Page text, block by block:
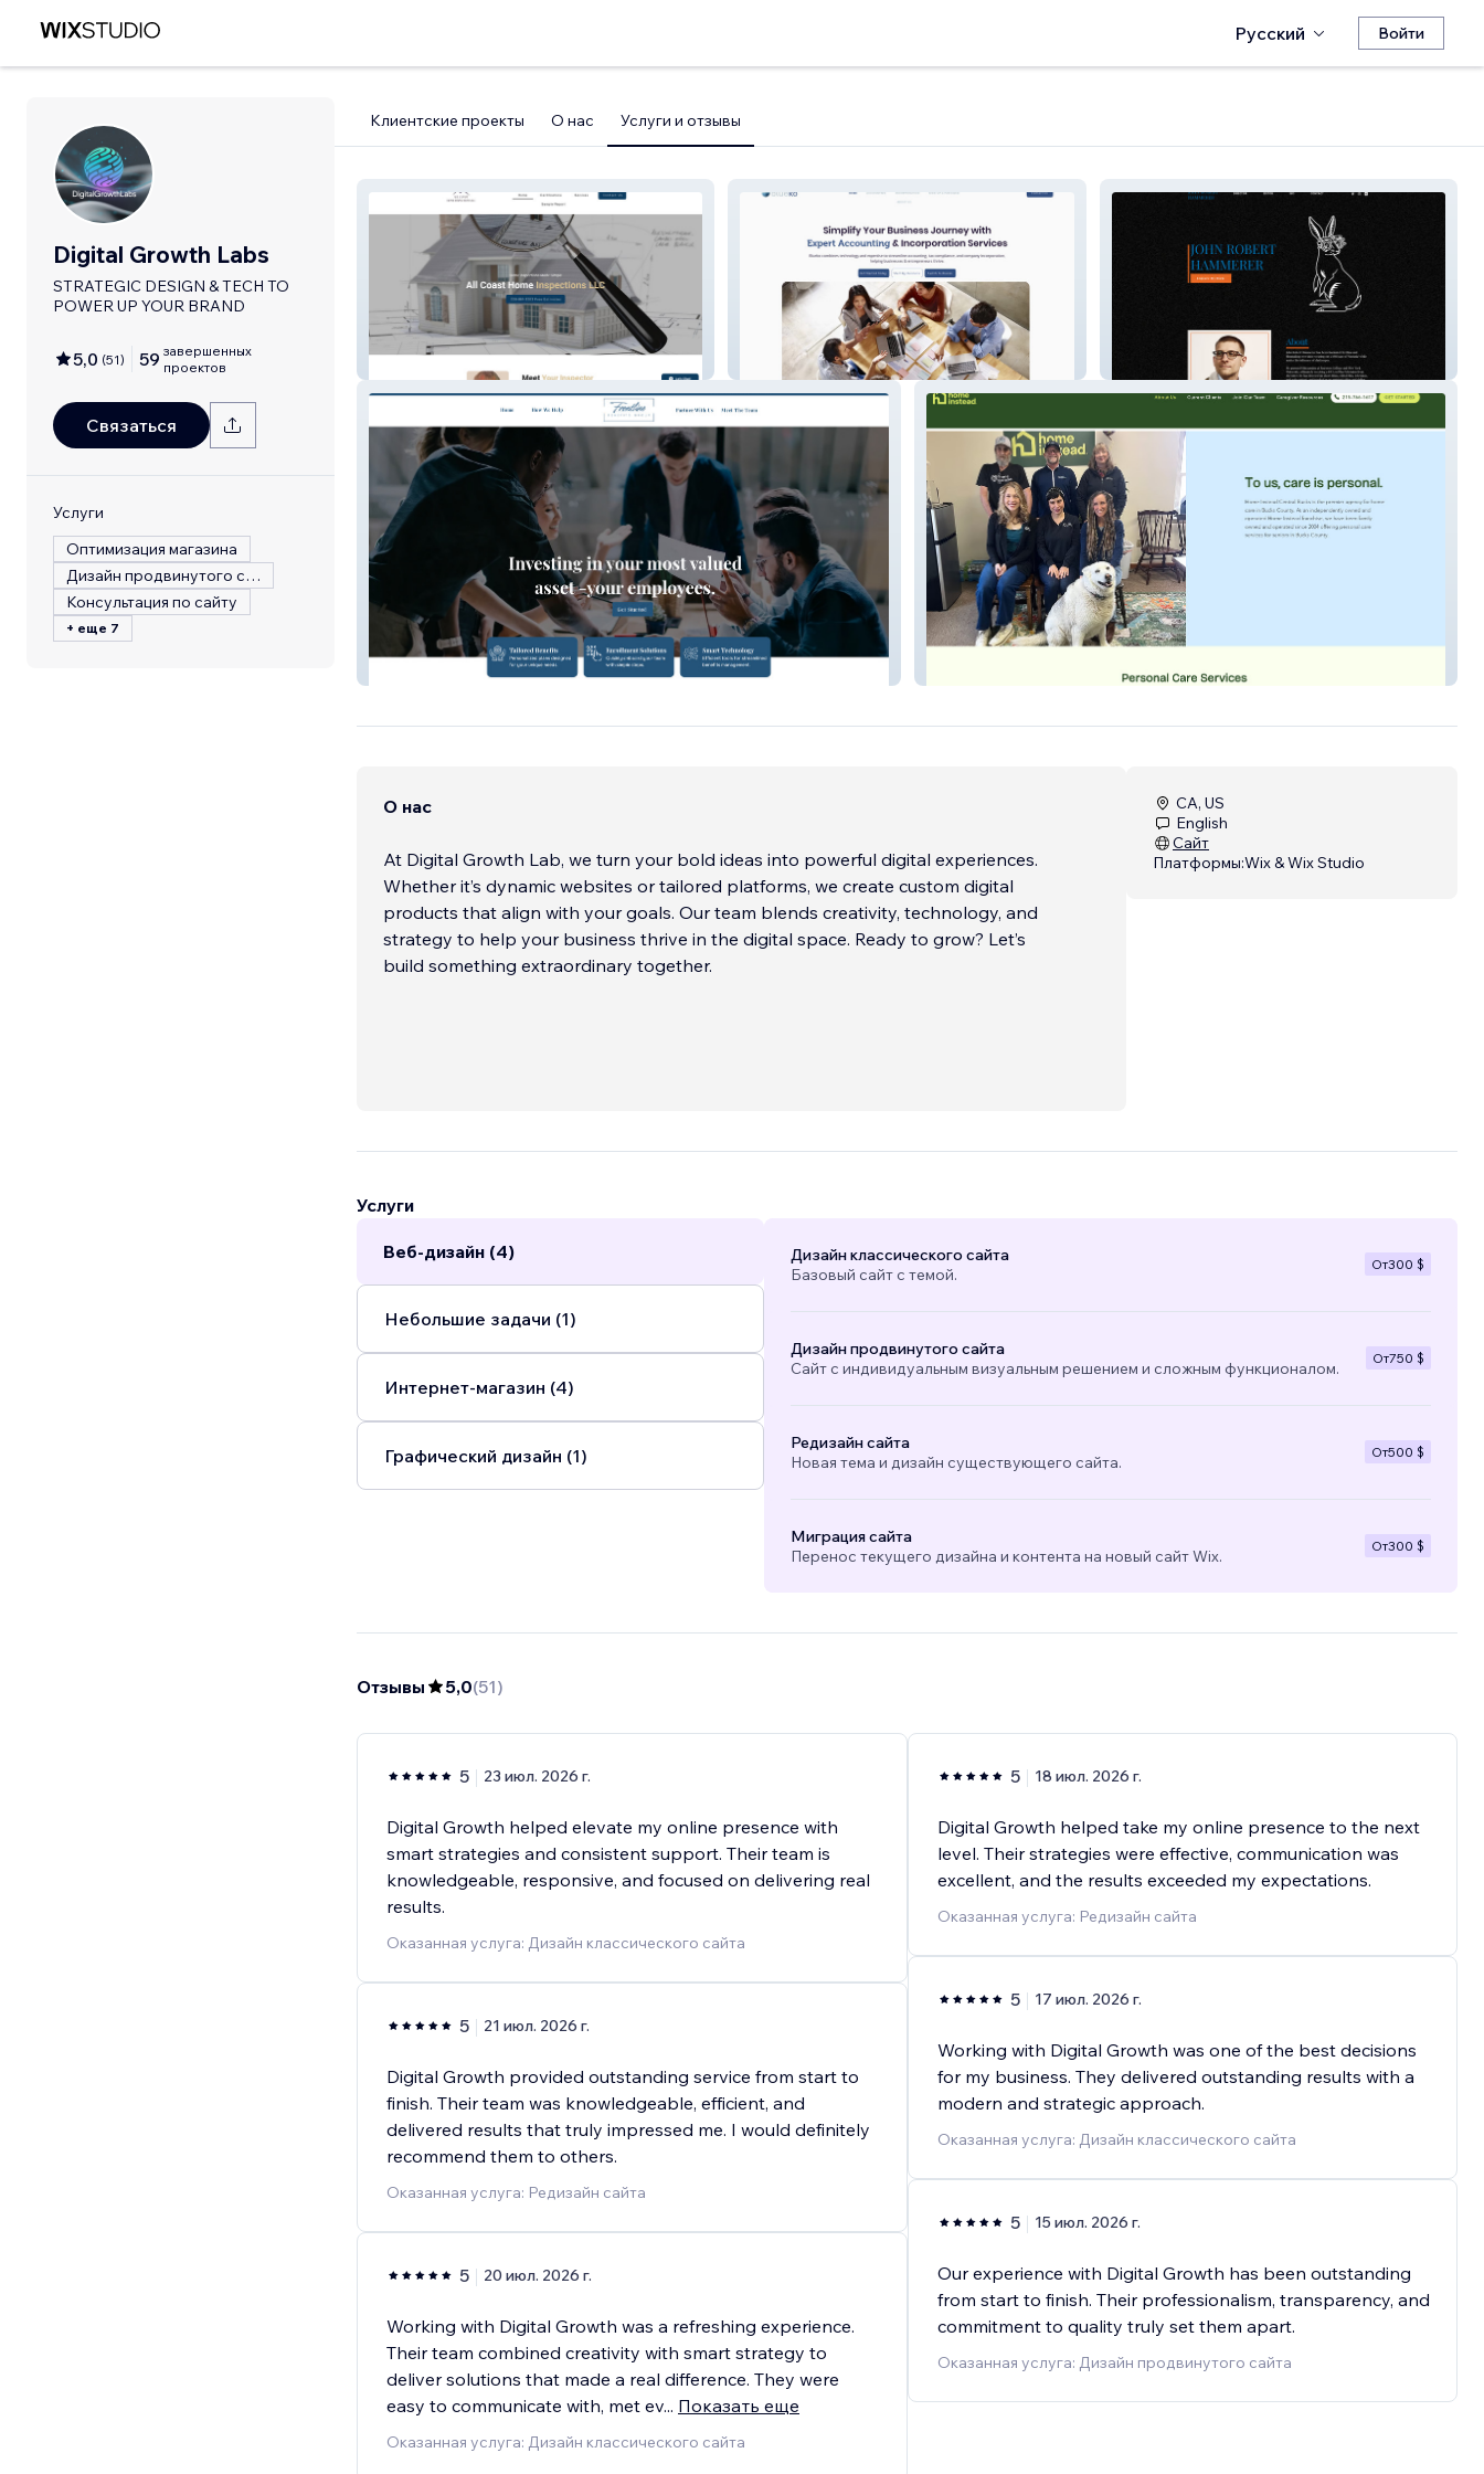
Русский Войти
Digital Growth Labs
STRATEGIC DESIGN & TECH TO
POWER UP YOUR BRAND
5,0 (51) 59 завершенных
проектов
Связаться
Услуги
Оптимизация магазина
Дизайн продвинутого сайта
Консультация по сайту
+ еще 7
Клиентские проекты О нас Услуги и отзывы
Blueko John Robert Hammerer
Frontline Benefits G
О нас
At Digital Growth Lab, we turn your bold ideas into powerful digital experiences.
Whether it’s dynamic websites or tailored platforms, we create custom digital
products that align with your goals. Our team blends creativity, technology, and
strategy to help your business thrive in the digital space. Ready to grow? Let’s
build something extraordinary together.
CA, US
English
Сайт
Платформы:Wix & Wix Studio
Услуги
Веб-дизайн (4)
Небольшие задачи (1)
Интернет-магазин (4)
Графический дизайн (1)
Дизайн классического сайта
Базовый сайт с темой.
От300 $
Дизайн продвинутого сайта
Сайт с индивидуальным визуальным решением и сложным функционалом.
От750 $
Редизайн сайта
Новая тема и дизайн существующего сайта.
От500 $
Миграция сайта
Перенос текущего дизайна и контента на новый сайт Wix.
От300 $
Отзывы 5,0(51)
5 23 июл. 2026 г.
Digital Growth helped elevate my online presence with
smart strategies and consistent support. Their team is
knowledgeable, responsive, and focused on delivering real
results.
Оказанная услуга: Дизайн классического сайта
5 21 июл. 2026 г.
Digital Growth provided outstanding service from start to
finish. Their team was knowledgeable, efficient, and
delivered results that truly impressed me. I would definitely
recommend them to others.
Оказанная услуга: Редизайн сайта
5 20 июл. 2026 г.
Working with Digital Growth was a refreshing experience.
Their team combined creativity with smart strategy to
deliver solutions that made a real difference. They were
easy to communicate with, met ev... Показать еще
Оказанная услуга: Дизайн классического сайта
5 18 июл. 2026 г.
Digital Growth helped take my online presence to the next
level. Their strategies were effective, communication was
excellent, and the results exceeded my expectations.
Оказанная услуга: Редизайн сайта
5 17 июл. 2026 г.
Working with Digital Growth was one of the best decisions
for my business. They delivered outstanding results with a
modern and strategic approach.
Оказанная услуга: Дизайн классического сайта
5 15 июл. 2026 г.
Our experience with Digital Growth has been outstanding
from start to finish. Their professionalism, transparency, and
commitment to quality truly set them apart.
Оказанная услуга: Дизайн продвинутого сайта